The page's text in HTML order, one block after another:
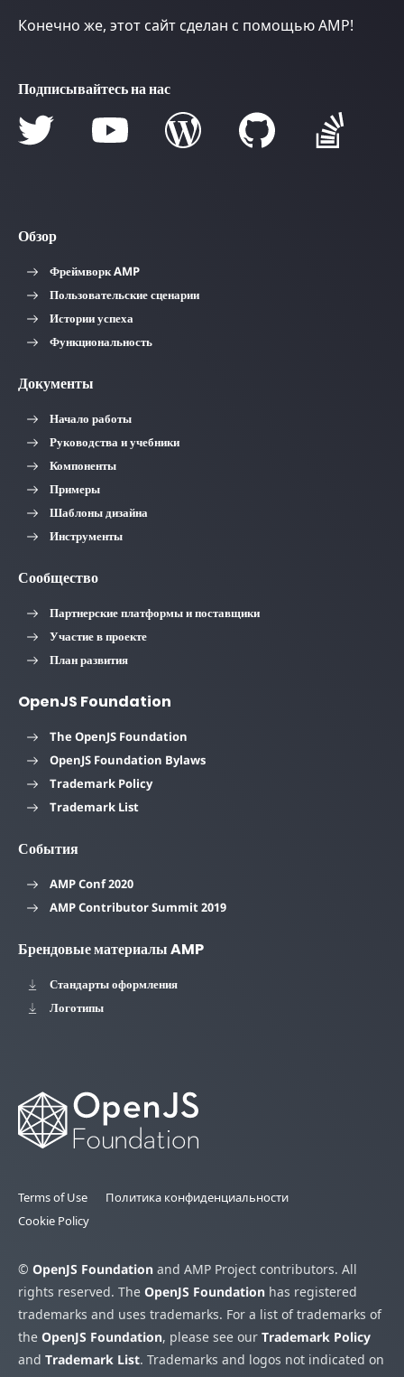
Конечно же, этот сайт сделан с помощью AMP!
Подписывайтесь на нас
Обзор
Фреймворк AMP
Пользовательские сценарии
Истории успеха
Функциональность
Документы
Начало работы
Руководства и учебники
Компоненты
Примеры
Шаблоны дизайна
Инструменты
Сообщество
Партнерские платформы и поставщики
Участие в проекте
План развития
OpenJS Foundation
The OpenJS Foundation
OpenJS Foundation Bylaws
Trademark Policy
Trademark List
События
AMP Conf 2020
AMP Contributor Summit 2019
Брендовые материалы AMP
Стандарты оформления
Логотипы
Terms of Use
Политика конфиденциальности
Cookie Policy
© OpenJS Foundation and AMP Project contributors. All
rights reserved. The OpenJS Foundation has registered
trademarks and uses trademarks. For a list of trademarks of
the OpenJS Foundation, please see our Trademark Policy
and Trademark List. Trademarks and logos not indicated on